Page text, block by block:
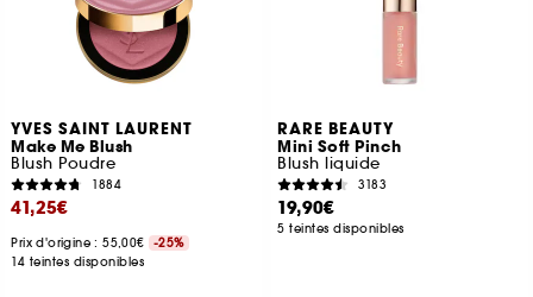
YVES SAINT LAURENT
Make Me Blush
Blush Poudre
1884
41,25€
Prix d'origine : 55,00€
-25%
14 teintes disponibles
RARE BEAUTY
Mini Soft Pinch
Blush liquide
3183
19,90€
5 teintes disponibles